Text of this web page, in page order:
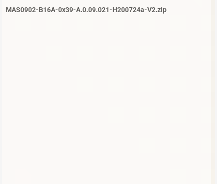
MAS0902-B16A-0x39-A.0.09.021-H200724a-V2.zip